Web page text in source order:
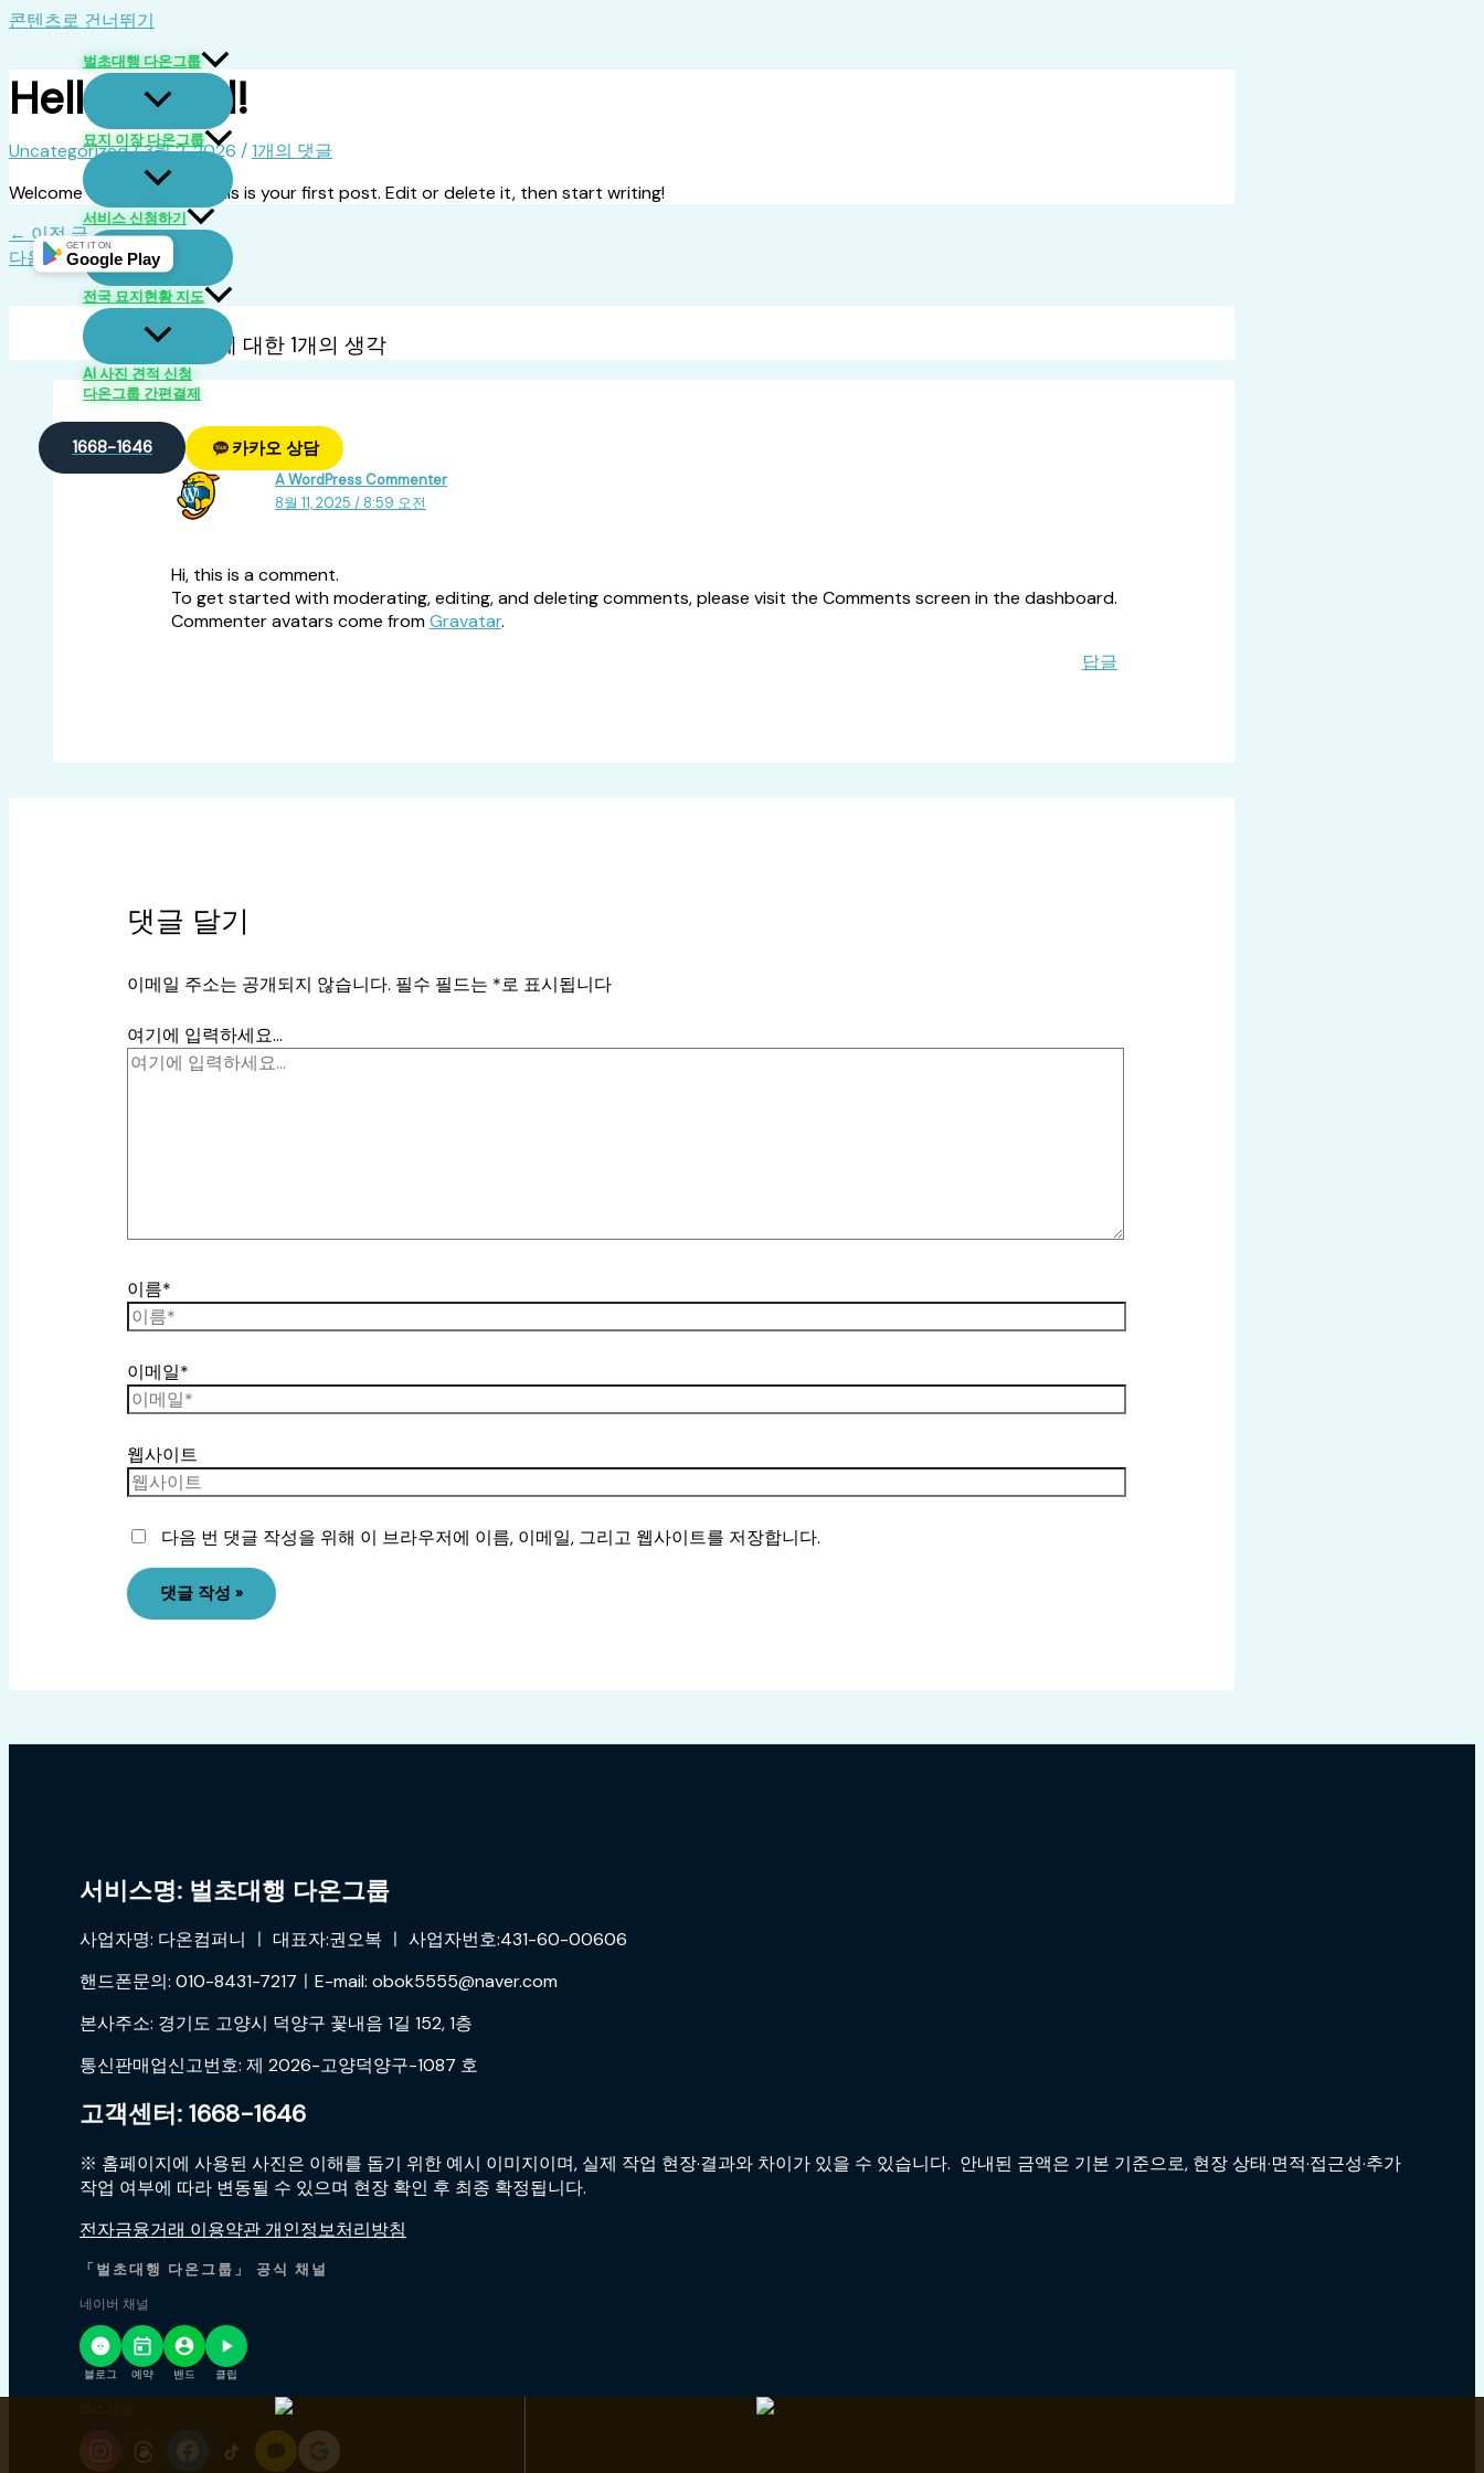
콘텐츠로 건너뛰기
벌초대행 다온그룹
묘지 이장 다온그룹
서비스 신청하기
전국 묘지현황 지도
AI 사진 견적 신청
다온그룹 간편결제
1668-1646 카카오 상담
GET IT ON
Google Play
Hello world!
Uncategorized/3월 2, 2026 /1개의 댓글
Welcome to WordPress. This is your first post. Edit or delete it, then start writing!
← 이전 글
다음 글→
“Hello world!”에 대한 1개의 생각
A WordPress Commenter
8월 11, 2025 / 8:59 오전
Hi, this is a comment.
To get started with moderating, editing, and deleting comments, please visit the Comments screen in the dashboard.
Commenter avatars come fromGravatar.
답글
댓글 달기
이메일 주소는 공개되지 않습니다. 필수 필드는 *로 표시됩니다
여기에 입력하세요...
이름*
이메일*
웹사이트
다음 번 댓글 작성을 위해 이 브라우저에 이름, 이메일, 그리고 웹사이트를 저장합니다.
서비스명: 벌초대행 다온그룹
사업자명: 다온컴퍼니 ㅣ 대표자:권오복 ㅣ 사업자번호:431-60-00606
핸드폰문의: 010-8431-7217ㅣE-mail: obok5555@naver.com
본사주소: 경기도 고양시 덕양구 꽃내음 1길 152, 1층
통신판매업신고번호: 제 2026-고양덕양구-1087 호
고객센터: 1668-1646
※ 홈페이지에 사용된 사진은 이해를 돕기 위한 예시 이미지이며, 실제 작업 현장·결과와 차이가 있을 수 있습니다. 안내된 금액은 기본 기준으로, 현장 상태·면적·접근성·추가
작업 여부에 따라 변동될 수 있으며 현장 확인 후 최종 확정됩니다.
전자금융거래 이용약관 개인정보처리방침
「벌초대행 다온그룹」 공식 채널
네이버 채널
블로그 예약 밴드 클립